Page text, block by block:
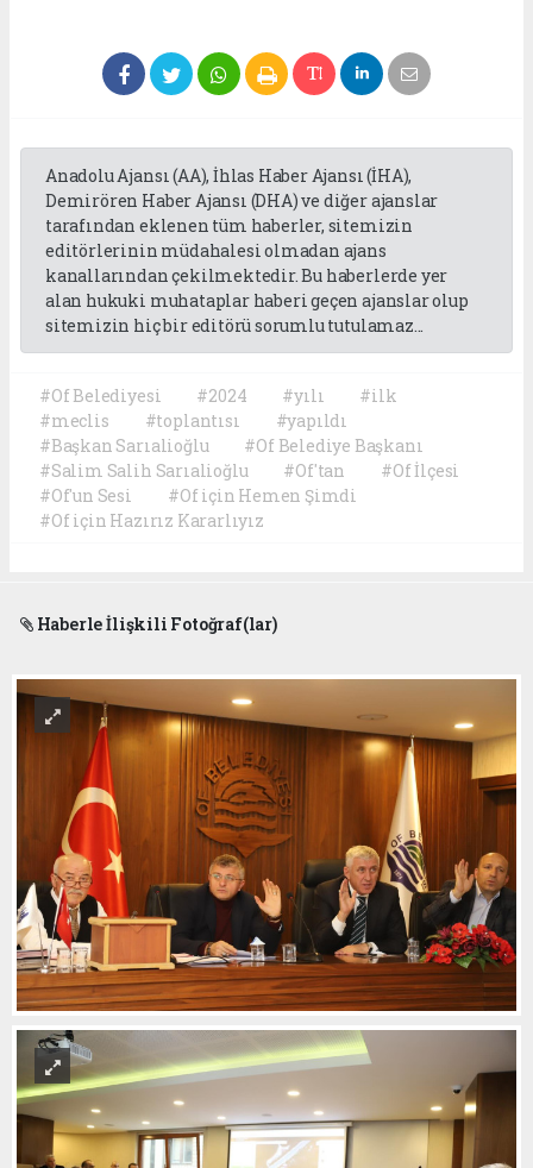
Anadolu Ajansı (AA), İhlas Haber Ajansı (İHA),
Demirören Haber Ajansı (DHA) ve diğer ajanslar
tarafından eklenen tüm haberler, sitemizin
editörlerinin müdahalesi olmadan ajans
kanallarından çekilmektedir. Bu haberlerde yer
alan hukuki muhataplar haberi geçen ajanslar olup
sitemizin hiç bir editörü sorumlu tutulamaz...
#Of Belediyesi #2024 #yılı
#ilk
#meclis
#toplantısı
#yapıldı
#Başkan Sarıalioğlu
#Of Belediye Başkanı
#Salim Salih Sarıalioğlu
#Of'tan
#Of İlçesi
#Of'un Sesi
#Of için Hemen Şimdi
#Of için Hazırız Kararlıyız
Haberle İlişkili Fotoğraf(lar)